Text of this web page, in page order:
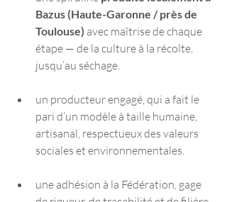
Bazus (Haute-Garonne / près de
Toulouse) avec maîtrise de chaque
étape — de la culture à la récolte,
jusqu’au séchage.
un producteur engagé, qui a fait le
pari d’un modèle à taille humaine,
artisanal, respectueux des valeurs
sociales et environnementales.
une adhésion à la Fédération, gage